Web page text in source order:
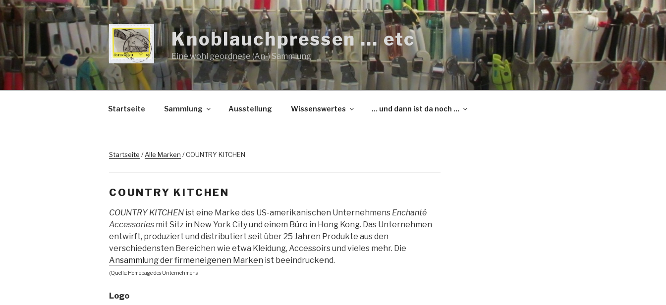
Zum
Inhalt
springen
Knoblauchpressen … etc
Eine wohl geordnete (An-) Sammlung
Startseite Sammlung Ausstellung Wissenswertes … und dann ist da noch …
Startseite /Alle Marken / COUNTRY KITCHEN
COUNTRY KITCHEN
COUNTRY KITCHEN ist eine Marke des US-amerikanischen Unternehmens Enchanté
Accessories mit Sitz in New York City und einem Büro in Hong Kong. Das Unternehmen
entwirft, produziert und distributiert seit über 25 Jahren Produkte aus den
verschiedensten Bereichen wie etwa Kleidung, Accessoirs und vieles mehr. Die
Ansammlung der firmeneigenen Marken ist beeindruckend.
(Quelle: Homepage des Unternehmens
Logo